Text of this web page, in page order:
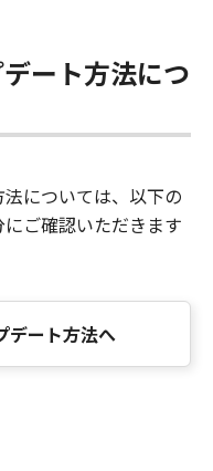
ート方法につ
については、以下の
ご確認いただきます
デート方法へ